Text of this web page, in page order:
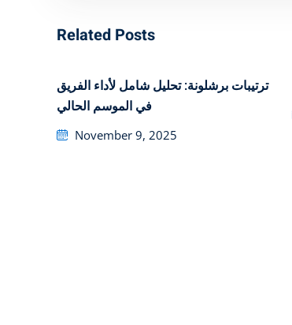
Related Posts
ترتيبات برشلونة: تحليل شامل لأداء الفريق
في الموسم الحالي
Posted
November 9, 2025